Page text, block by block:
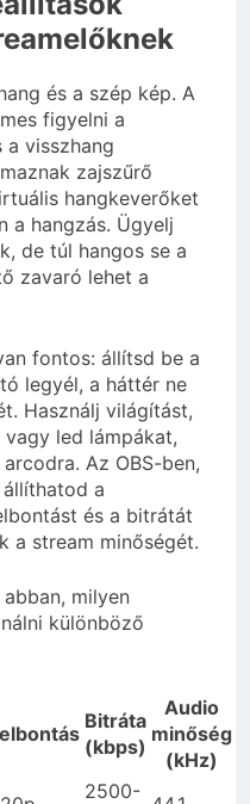
és a szép kép. A
figyelni a
a visszhang
zajszűrő
hangkeverőket
a hangzás. Ügyelj
de túl hangos se a
zavaró lehet a
fontos: állítsd be a
legyél, a háttér ne
Használj világítást,
led lámpákat,
Az OBS-ben,
a
és a bitrátát
a stream minőségét.
milyen
különböző
Bitráta
(kbps)
Audio
minőség
(kHz)
2500-